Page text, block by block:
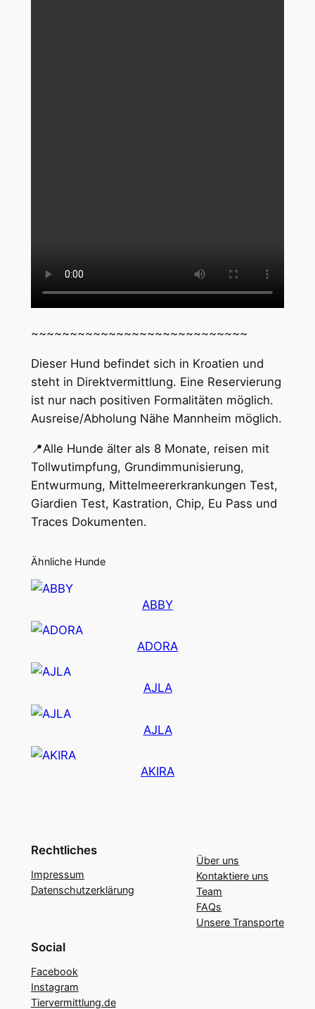
~~~~~~~~~~~~~~~~~~~~~~~~~~~~
Dieser Hund befindet sich in Kroatien und
steht in Direktvermittlung. Eine Reservierung
ist nur nach positiven Formalitäten möglich.
Ausreise/Abholung Nähe Mannheim möglich.
📍Alle Hunde älter als 8 Monate, reisen mit
Tollwutimpfung, Grundimmunisierung,
Entwurmung, Mittelmeererkrankungen Test,
Giardien Test, Kastration, Chip, Eu Pass und
Traces Dokumenten.
Ähnliche Hunde
ABBY
ADORA
AJLA
AJLA
AKIRA
Rechtliches
Impressum
Datenschutzerklärung
Über uns
Kontaktiere uns
Team
FAQs
Unsere Transporte
Social
Facebook
Instagram
Tiervermittlung.de